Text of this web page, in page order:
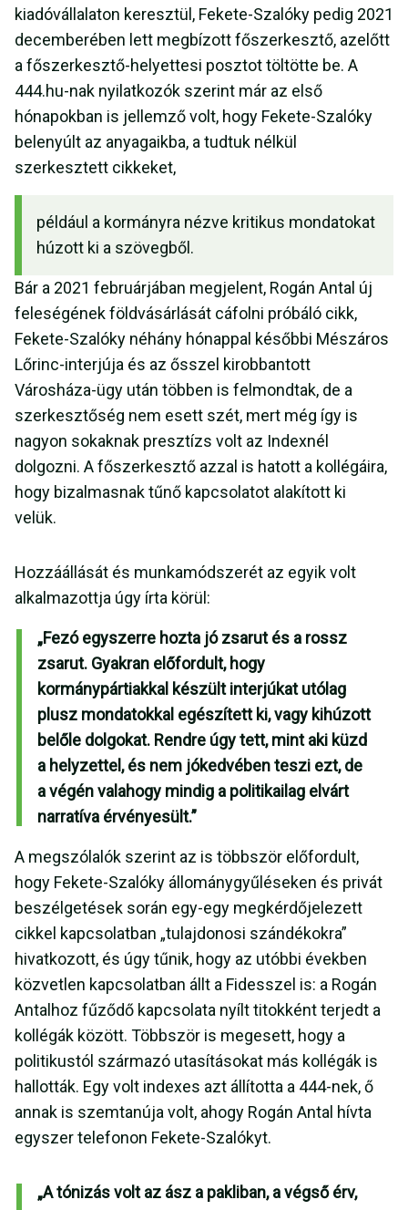
kiadóvállalaton keresztül, Fekete-Szalóky pedig 2021
decemberében lett megbízott főszerkesztő, azelőtt
a főszerkesztő-helyettesi posztot töltötte be. A
444.hu-nak nyilatkozók szerint már az első
hónapokban is jellemző volt, hogy Fekete-Szalóky
belenyúlt az anyagaikba, a tudtuk nélkül
szerkesztett cikkeket,
például a kormányra nézve kritikus mondatokat
húzott ki a szövegből.
Bár a 2021 februárjában megjelent, Rogán Antal új
feleségének földvásárlását cáfolni próbáló cikk,
Fekete-Szalóky néhány hónappal későbbi Mészáros
Lőrinc-interjúja és az ősszel kirobbantott
Városháza-ügy után többen is felmondtak, de a
szerkesztőség nem esett szét, mert még így is
nagyon sokaknak presztízs volt az Indexnél
dolgozni. A főszerkesztő azzal is hatott a kollégáira,
hogy bizalmasnak tűnő kapcsolatot alakított ki
velük.
Hozzáállását és munkamódszerét az egyik volt
alkalmazottja úgy írta körül:
„Fezó egyszerre hozta jó zsarut és a rossz
zsarut. Gyakran előfordult, hogy
kormánypártiakkal készült interjúkat utólag
plusz mondatokkal egészített ki, vagy kihúzott
belőle dolgokat. Rendre úgy tett, mint aki küzd
a helyzettel, és nem jókedvében teszi ezt, de
a végén valahogy mindig a politikailag elvárt
narratíva érvényesült.”
A megszólalók szerint az is többször előfordult,
hogy Fekete-Szalóky állománygyűléseken és privát
beszélgetések során egy-egy megkérdőjelezett
cikkel kapcsolatban „tulajdonosi szándékokra”
hivatkozott, és úgy tűnik, hogy az utóbbi években
közvetlen kapcsolatban állt a Fidesszel is: a Rogán
Antalhoz fűződő kapcsolata nyílt titokként terjedt a
kollégák között. Többször is megesett, hogy a
politikustól származó utasításokat más kollégák is
hallották. Egy volt indexes azt állította a 444-nek, ő
annak is szemtanúja volt, ahogy Rogán Antal hívta
egyszer telefonon Fekete-Szalókyt.
„A tónizás volt az ász a pakliban, a végső érv,